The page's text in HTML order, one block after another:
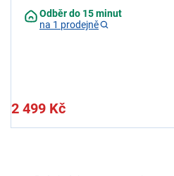
Odběr do 15 minut
na 1 prodejně
2 499 Kč